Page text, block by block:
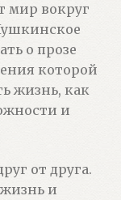
мир вокруг
о прозе
которой
жизнь, как
и
от друга.
и